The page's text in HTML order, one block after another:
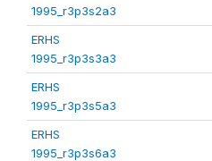
1995_r3p3s2a3
ERHS
1995_r3p3s3a3
ERHS
1995_r3p3s5a3
ERHS
1995_r3p3s6a3